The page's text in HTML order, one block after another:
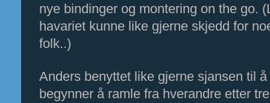
nye bindinger og montering on the go.
havariet kunne like gjerne skjedd for
folk..)
Anders benyttet like gjerne sjansen til
begynner å ramle fra hverandre etter